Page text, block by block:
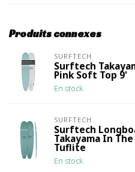
Produits connexes
SURFTECH
Surftech
Pink Soft Top 9'
En stock
SURFTECH
Surftech
Takayama In
Tuflite
En stock